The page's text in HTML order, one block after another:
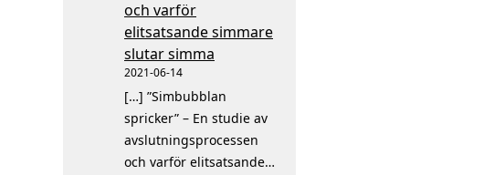
och varför
elitsatsande simmare
slutar simma
2021-06-14
[…] ”Simbubblan
spricker” – En studie av
avslutningsprocessen
och varför elitsatsande…